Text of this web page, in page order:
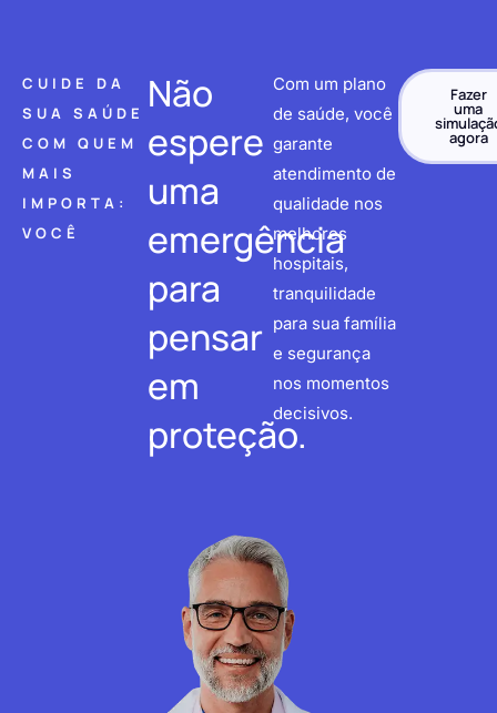
CUIDE DA
SUA SAÚDE
COM QUEM
MAIS
IMPORTA:
VOCÊ
Não
espere
uma
emergência
para
pensar
em
proteção.
Com um plano
de saúde, você
garante
atendimento de
qualidade nos
melhores
hospitais,
tranquilidade
para sua família
e segurança
nos momentos
decisivos.
Fazer
uma
agora